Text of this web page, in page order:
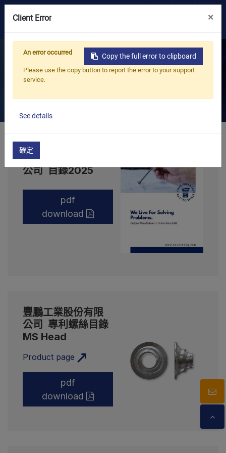
OEM/ODM
產品
ESG
關於我們
最新消息
Home 型錄下載
型錄下載
豐鵬工業股份有限
公司 目錄2025
pdf
download
豐鵬工業股份有限
公司 專利螺絲目錄
MS Head
Product page
pdf
download
Client Error ×
Copy the full error to clipboard
An error occurred
Please use the copy button to report the error to your support
service.
See details
確定